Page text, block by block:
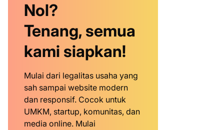
Nol?
Tenang, semua
kami siapkan!
Mulai dari legalitas usaha yang
sah sampai website modern
dan responsif. Cocok untuk
UMKM, startup, komunitas, dan
media online. Mulai